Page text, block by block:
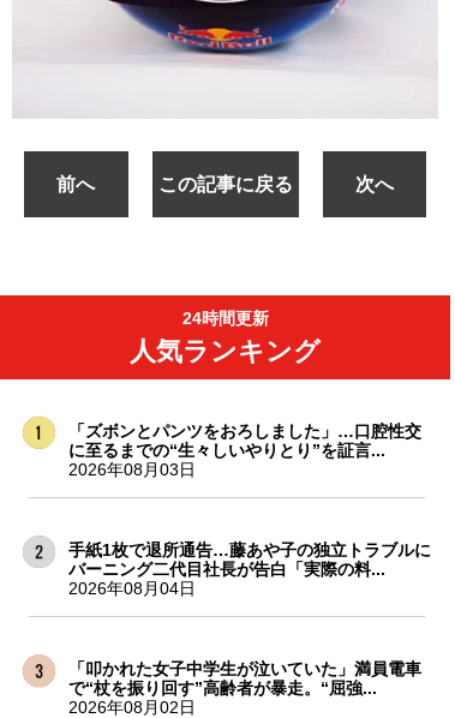
前へ この記事に戻る 次へ
24時間更新
人気ランキング
「ズボンとパンツをおろしました」…口腔性交
に至るまでの“生々しいやりとり”を証言...
2026年08月03日
手紙1枚で退所通告…藤あや子の独立トラブルに
バーニング二代目社長が告白「実際の料...
2026年08月04日
「叩かれた女子中学生が泣いていた」満員電車
で“杖を振り回す”高齢者が暴走。“屈強...
2026年08月02日